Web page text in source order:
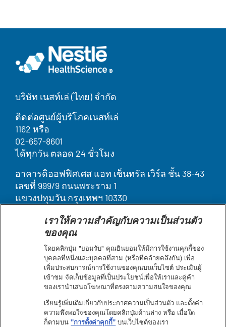
บริษัท เนสท์เล่ (ไทย) จำกัด
ติดต่อศูนย์ผู้บริโภคเนสท์เล่
1162 หรือ
02-657-8601
ได้ทุกวัน ตลอด 24 ชั่วโมง
อาคารดิออฟฟิศเศส แอท เซ็นทรัล เวิร์ล ชั้น 38-43
เลขที่ 999/9 ถนนพระราม 1
แขวงปทุมวัน กรุงเทพฯ 10330
บุคคลากรของเรา
Condition
ประกาศเกี่ยวกับคุกกี้
ข้อกำหนดการใช้งาน
แผนผังเว็บไซต์
คำชี้แจงการเข้าถึงเว็บไซต์
ประกาศความเป็นส่วนตัว
Facebook
เราให้ความสำคัญกับความเป็นส่วนตัว
ของคุณ
โดยคลิกปุ่ม "ยอมรับ" คุณยินยอมให้มีการใช้งานคุกกี้ของ
บุคคลที่หนึ่งและบุคคลที่สาม (หรือที่คล้ายคลึงกัน) เพื่อ
เพิ่มประสบการณ์การใช้งานของคุณบนเว็บไซต์ ประเมินผู้
เข้าชม จัดเก็บข้อมูลที่เป็นประโยชน์เพื่อให้เราและคู่ค้า
ของเรานำเสนอโฆษณาที่ตรงตามความสนใจของคุณ
เรียนรู้เพิ่มเติมเกี่ยวกับประกาศความเป็นส่วนตัว และตั้งค่า
ความพึงพอใจของคุณโดยคลิกปุ่มด้านล่าง หรือ เมื่อใด
ก็ตามบน"การตั้งค่าคุกกี้" บนเว็บไซต์ของเรา